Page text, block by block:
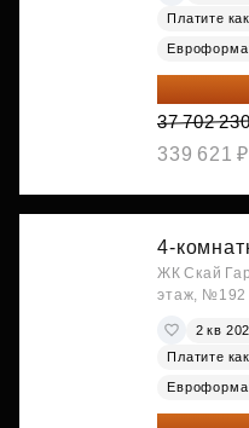
Платите
29 784
37 702
339 621
4-
ЖК Скай
этаж, №192
2 кв
Платите